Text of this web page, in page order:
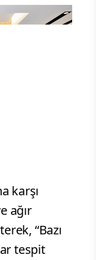
karşı
ağır
“Bazı
tespit